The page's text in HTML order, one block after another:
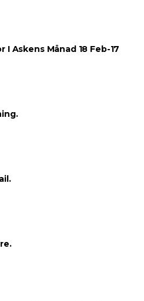
I Askens Månad 18 Feb-17